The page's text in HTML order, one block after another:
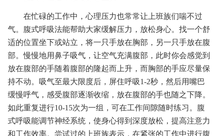
在忙碌的工作中，心理压力也常常让上班族们喘不过
气。腹式呼吸法能帮助大家缓解压力，放松身心。找一个舒
适的位置坐下或站立，将一只手放在胸部，另一只手放在腹
部。慢慢地用鼻子吸气，让空气充满腹部，此时你会感觉到
放在腹部的手随着腹部的隆起而上升，而胸部的手应尽量保
持不动。吸气至最大限度后，屏住呼吸1-2秒，然后用嘴巴
缓慢呼气，感受腹部逐渐收缩，放在腹部的手也随之下降。
如此重复进行10-15次为一组，可在工作间隙随时练习。腹
式呼吸能调节神经系统，使身心得到深度放松，提高注意力
和工作效率。尝试过的上班族表示，在紧张的工作中进行腹